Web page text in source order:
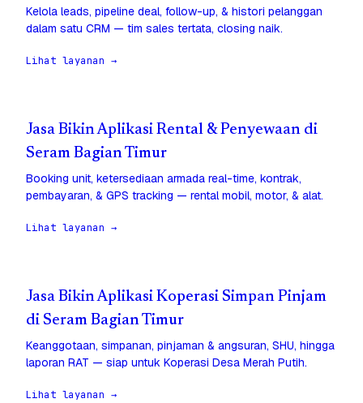
Kelola leads, pipeline deal, follow-up, & histori pelanggan
dalam satu CRM — tim sales tertata, closing naik.
Lihat layanan →
Jasa Bikin Aplikasi Rental & Penyewaan di
Seram Bagian Timur
Booking unit, ketersediaan armada real-time, kontrak,
pembayaran, & GPS tracking — rental mobil, motor, & alat.
Lihat layanan →
Jasa Bikin Aplikasi Koperasi Simpan Pinjam
di Seram Bagian Timur
Keanggotaan, simpanan, pinjaman & angsuran, SHU, hingga
laporan RAT — siap untuk Koperasi Desa Merah Putih.
Lihat layanan →